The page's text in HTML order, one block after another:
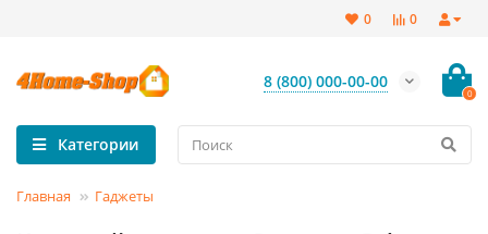
0
0
8 (800) 000-00-00
0
Категории
Главная Гаджеты